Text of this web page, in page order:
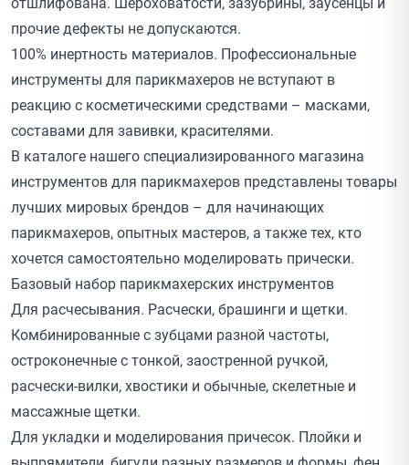
отшлифована. Шероховатости, зазубрины, заусенцы и
прочие дефекты не допускаются.
100% инертность материалов. Профессиональные
инструменты для парикмахеров не вступают в
реакцию с косметическими средствами – масками,
составами для завивки, красителями.
В каталоге нашего специализированного магазина
инструментов для парикмахеров представлены товары
лучших мировых брендов – для начинающих
парикмахеров, опытных мастеров, а также тех, кто
хочется самостоятельно моделировать прически.
Базовый набор парикмахерских инструментов
Для расчесывания. Расчески, брашинги и щетки.
Комбинированные с зубцами разной частоты,
остроконечные с тонкой, заостренной ручкой,
расчески-вилки, хвостики и обычные, скелетные и
массажные щетки.
Для укладки и моделирования причесок. Плойки и